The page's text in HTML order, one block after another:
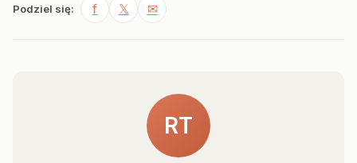
Podziel się: f 𝕏 ✉
RT